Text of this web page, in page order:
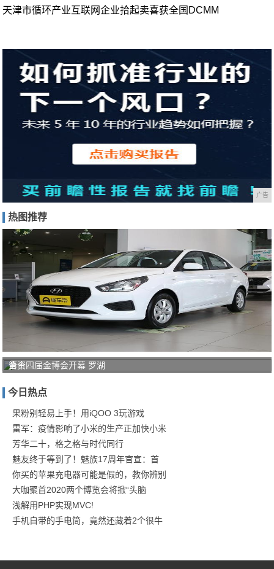
天津市循环产业互联网企业拾起卖喜获全国DCMM
广告
热图推荐
合资
4.99
万
起，
油
第十四届金博会开幕 罗湖
今日热点
果粉别轻易上手！用iQOO 3玩游戏
雷军：疫情影响了小米的生产正加快小米
芳华二十，格之格与时代同行
魅友终于等到了！魅族17周年官宣：首
你买的苹果充电器可能是假的，教你辨别
大咖聚首2020两个博览会将掀“头脑
浅解用PHP实现MVC!
手机自带的手电筒，竟然还藏着2个很牛